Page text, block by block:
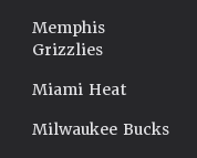
Memphis
Grizzlies
Miami Heat
Milwaukee Bucks